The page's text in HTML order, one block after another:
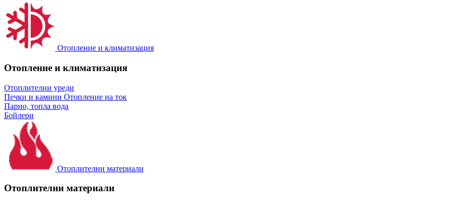
Отопление и климатизация
Отопление и климатизация
Отоплителни уреди
Печки и камини Отопление на ток
Парно, топла вода
Бойлери
Отоплителни материали
Отоплителни материали